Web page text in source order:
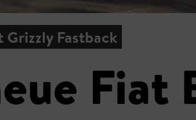
Grizzly Fastback
Fiat